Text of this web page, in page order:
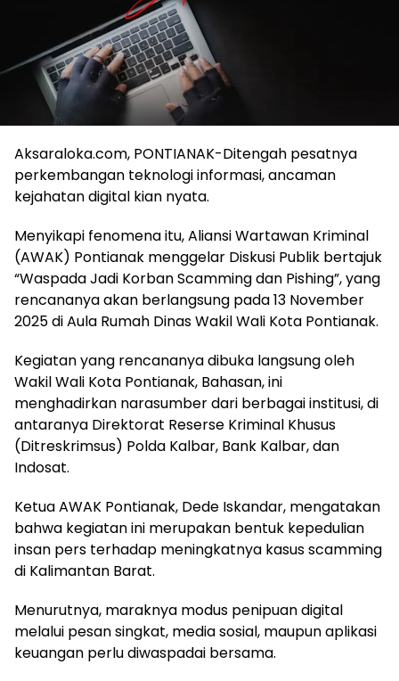
Aksaraloka.com, PONTIANAK-Ditengah pesatnya
perkembangan teknologi informasi, ancaman
kejahatan digital kian nyata.
Menyikapi fenomena itu, Aliansi Wartawan Kriminal
(AWAK) Pontianak menggelar Diskusi Publik bertajuk
“Waspada Jadi Korban Scamming dan Pishing”, yang
rencananya akan berlangsung pada 13 November
2025 di Aula Rumah Dinas Wakil Wali Kota Pontianak.
Kegiatan yang rencananya dibuka langsung oleh
Wakil Wali Kota Pontianak, Bahasan, ini
menghadirkan narasumber dari berbagai institusi, di
antaranya Direktorat Reserse Kriminal Khusus
(Ditreskrimsus) Polda Kalbar, Bank Kalbar, dan
Indosat.
Ketua AWAK Pontianak, Dede Iskandar, mengatakan
bahwa kegiatan ini merupakan bentuk kepedulian
insan pers terhadap meningkatnya kasus scamming
di Kalimantan Barat.
Menurutnya, maraknya modus penipuan digital
melalui pesan singkat, media sosial, maupun aplikasi
keuangan perlu diwaspadai bersama.